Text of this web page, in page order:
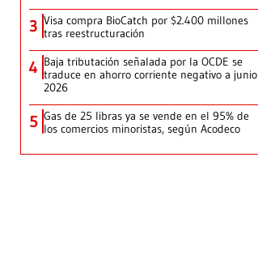
3 Visa compra BioCatch por $2.400 millones
tras reestructuración
4 Baja tributación señalada por la OCDE se
traduce en ahorro corriente negativo a junio
2026
5 Gas de 25 libras ya se vende en el 95% de
los comercios minoristas, según Acodeco